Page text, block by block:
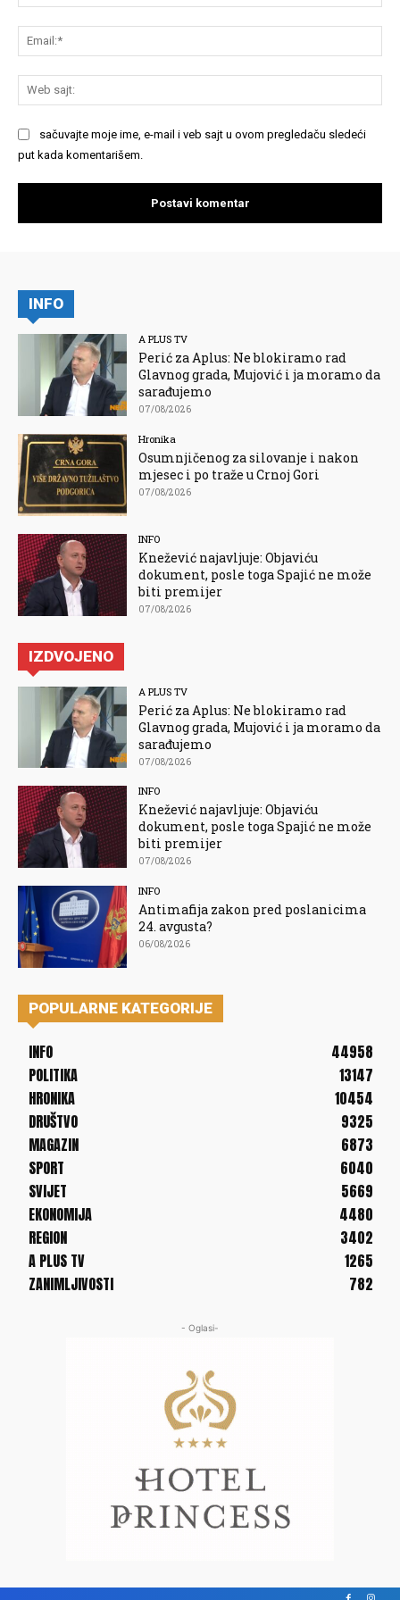
sačuvajte moje ime, e-mail i veb sajt u ovom pregledaču sledeći
put kada komentarišem.
INFO
A PLUS TV
Perić za Aplus: Ne blokiramo rad
Glavnog grada, Mujović i ja moramo da
sarađujemo
07/08/2026
Hronika
Osumnjičenog za silovanje i nakon
mjesec i po traže u Crnoj Gori
07/08/2026
INFO
Knežević najavljuje: Objaviću
dokument, posle toga Spajić ne može
biti premijer
07/08/2026
IZDVOJENO
A PLUS TV
Perić za Aplus: Ne blokiramo rad
Glavnog grada, Mujović i ja moramo da
sarađujemo
07/08/2026
INFO
Knežević najavljuje: Objaviću
dokument, posle toga Spajić ne može
biti premijer
07/08/2026
INFO
Antimafija zakon pred poslanicima
24. avgusta?
06/08/2026
POPULARNE KATEGORIJE
INFO
44958
POLITIKA
13147
HRONIKA
10454
DRUŠTVO
9325
MAGAZIN
6873
SPORT
6040
SVIJET
5669
EKONOMIJA
4480
REGION
3402
A PLUS TV
1265
ZANIMLJIVOSTI
782
- Oglasi-